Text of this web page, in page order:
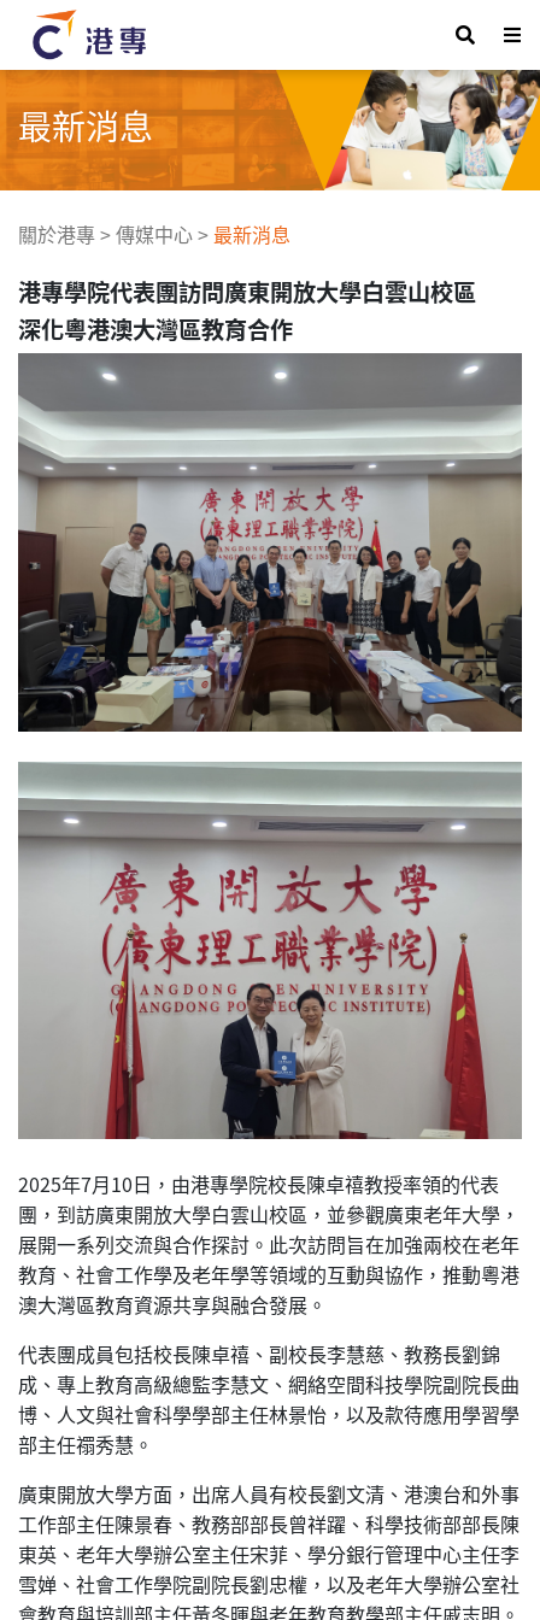
最新消息
關於港專>傳媒中心> 最新消息
港專學院代表團訪問廣東開放大學白雲山校區
深化粵港澳大灣區教育合作
2025年7月10日，由港專學院校長陳卓禧教授率領的代表
團，到訪廣東開放大學白雲山校區，並參觀廣東老年大學，
展開一系列交流與合作探討。此次訪問旨在加強兩校在老年
教育、社會工作學及老年學等領域的互動與協作，推動粵港
澳大灣區教育資源共享與融合發展。
代表團成員包括校長陳卓禧、副校長李慧慈、教務長劉錦
成、專上教育高級總監李慧文、網絡空間科技學院副院長曲
博、人文與社會科學學部主任林景怡，以及款待應用學習學
部主任禤秀慧。
廣東開放大學方面，出席人員有校長劉文清、港澳台和外事
工作部主任陳景春、教務部部長曾祥躍、科學技術部部長陳
東英、老年大學辦公室主任宋菲、學分銀行管理中心主任李
雪婵、社會工作學院副院長劉忠權，以及老年大學辦公室社
會教育與培訓部主任黃冬暉與老年教育教學部主任戚志明。